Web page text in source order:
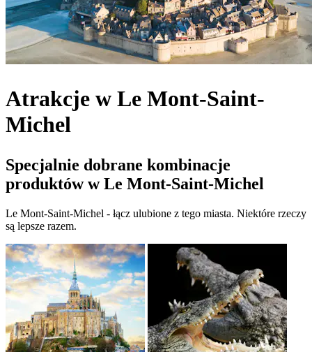
Atrakcje w Le Mont-Saint-
Michel
Specjalnie dobrane kombinacje
produktów w Le Mont-Saint-Michel
Le Mont-Saint-Michel - łącz ulubione z tego miasta. Niektóre rzeczy
są lepsze razem.